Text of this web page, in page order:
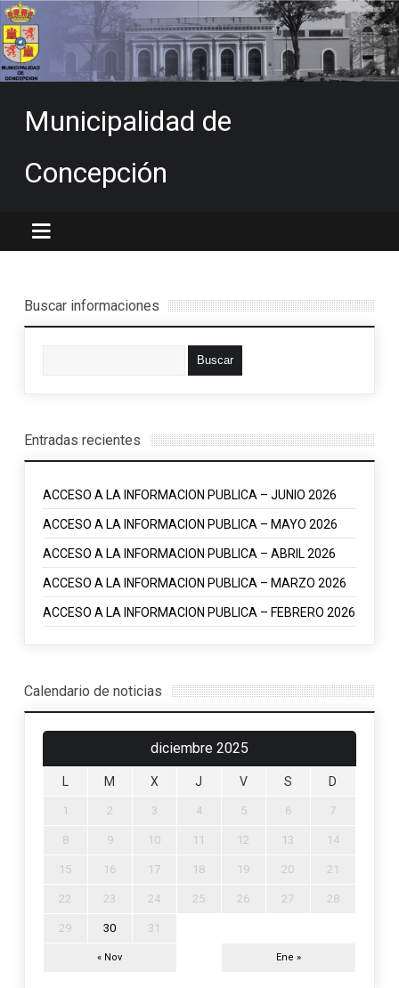
Municipalidad de
Concepción
Buscar informaciones
Entradas recientes
ACCESO A LA INFORMACION PUBLICA – JUNIO 2026
ACCESO A LA INFORMACION PUBLICA – MAYO 2026
ACCESO A LA INFORMACION PUBLICA – ABRIL 2026
ACCESO A LA INFORMACION PUBLICA – MARZO 2026
ACCESO A LA INFORMACION PUBLICA – FEBRERO 2026
Calendario de noticias
diciembre 2025
M X J V S D
« Nov Ene »
1 2 3 4 5 6 7
8 9 10 11 12 13 14
15 16 17 18 19 20 21
22 23 24 25 26 27 28
29 30 31